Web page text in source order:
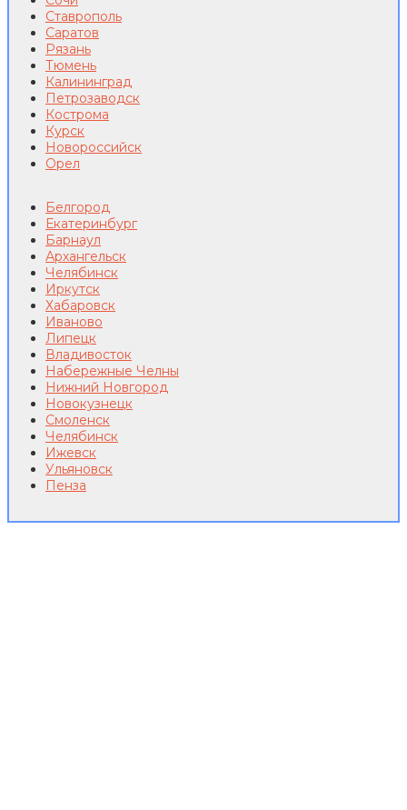
Ставрополь
Саратов
Рязань
Тюмень
Калининград
Петрозаводск
Кострома
Курск
Новороссийск
Орел
Белгород
Екатеринбург
Барнаул
Архангельск
Челябинск
Иркутск
Хабаровск
Иваново
Липецк
Владивосток
Набережные Челны
Нижний Новгород
Новокузнецк
Смоленск
Челябинск
Ижевск
Ульяновск
Пенза